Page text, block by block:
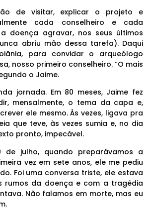
de visitar, explicar o projeto e
cada conselheiro e cada
doença agravar, nos seus últimos
abriu mão dessa tarefa). Daqui
para convidar o arqueólogo
nosso primeiro conselheiro. “O mais
o Jaime.
jornada. Em 80 meses, Jaime fez
mensalmente, o tema da capa e,
ele mesmo. Às vezes, ligava pra
que teve, às vezes sumia e, no dia
pronto, impecável.
de julho, quando preparávamos a
vez em sete anos, ele me pediu
Foi uma conversa triste, ele estava
rumos da doença e com a tragédia
Não falamos em morte, mas eu